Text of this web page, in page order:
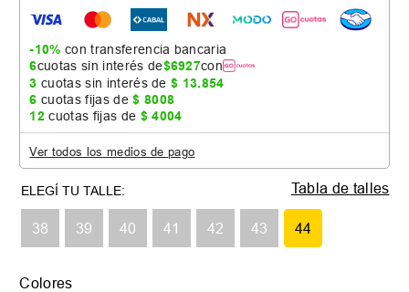
-10% con transferencia bancaria
6cuotas sin interés de$6927con
3 cuotas sin interés de$ 13.854
6 cuotas fijas de$ 8008
12 cuotas fijas de $ 4004
Ver todos los medios de pago
38 39 40 41 42 43 44
Tabla de talles
Colores